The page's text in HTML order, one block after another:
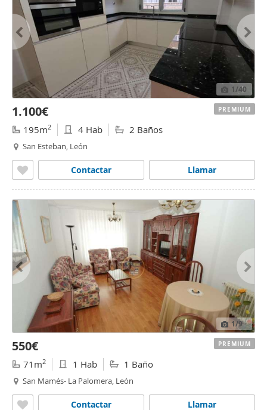
1/40
1.100€
195m2 4 Hab 2 Baños
San Esteban, León
Llamar
Contactar
PREMIUM
1/9
550€
71m2 1 Hab 1 Baño
San Mamés- La Palomera, León
Llamar
Contactar
PREMIUM